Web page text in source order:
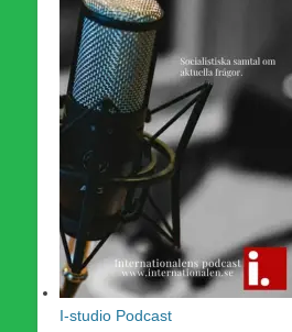
I-studio Podcast